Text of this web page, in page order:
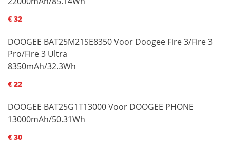
€ 32
DOOGEE BAT25M21SE8350 Voor Doogee Fire 3/Fire 3
Pro/Fire 3 Ultra
8350mAh/32.3Wh
€ 22
DOOGEE BAT25G1T13000 Voor DOOGEE PHONE
13000mAh/50.31Wh
€ 30